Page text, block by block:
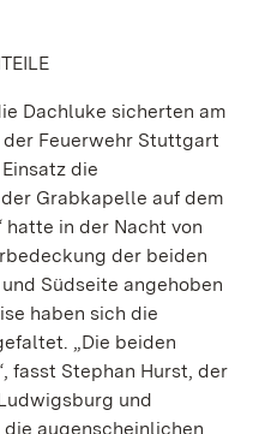
Dachluke sicherten am
Feuerwehr Stuttgart
die
Grabkapelle auf dem
in der Nacht von
der beiden
Südseite angehoben
haben sich die
„Die beiden
fasst Stephan Hurst, der
und
augenscheinlichen